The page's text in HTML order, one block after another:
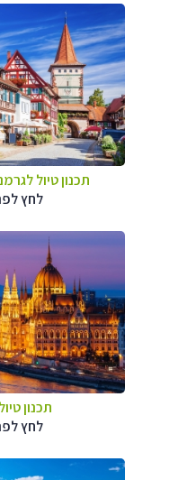
תכנון טיול
לחץ
תכנון
לחץ